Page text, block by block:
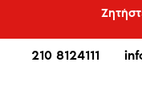
210 8124111